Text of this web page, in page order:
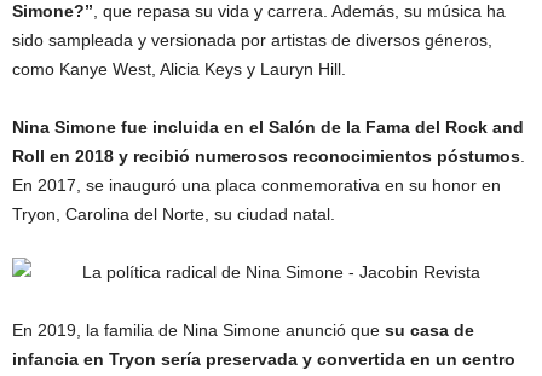
Simone?”, que repasa su vida y carrera. Además, su música ha
sido sampleada y versionada por artistas de diversos géneros,
como Kanye West, Alicia Keys y Lauryn Hill.
Nina Simone fue incluida en el Salón de la Fama del Rock and
Roll en 2018 y recibió numerosos reconocimientos póstumos.
En 2017, se inauguró una placa conmemorativa en su honor en
Tryon, Carolina del Norte, su ciudad natal.
En 2019, la familia de Nina Simone anunció que su casa de
infancia en Tryon sería preservada y convertida en un centro